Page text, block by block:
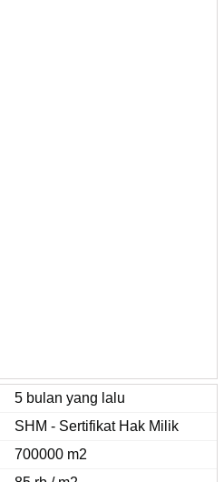
5 bulan yang lalu
SHM - Sertifikat Hak Milik
700000 m2